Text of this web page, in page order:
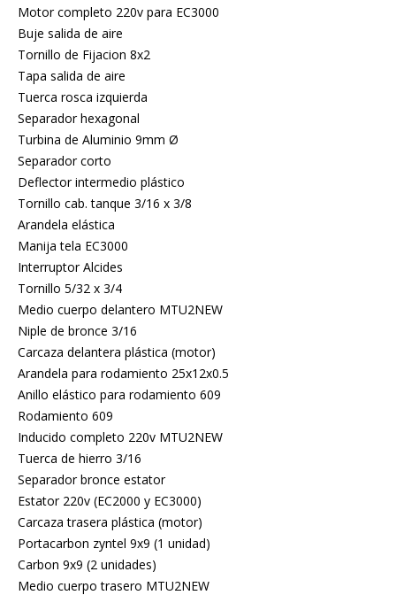
Motor completo 220v para EC3000
Buje salida de aire
Tornillo de Fijacion 8x2
Tapa salida de aire
Tuerca rosca izquierda
Separador hexagonal
Turbina de Aluminio 9mm Ø
Separador corto
Deflector intermedio plástico
Tornillo cab. tanque 3/16 x 3/8
Arandela elástica
Manija tela EC3000
Interruptor Alcides
Tornillo 5/32 x 3/4
Medio cuerpo delantero MTU2NEW
Niple de bronce 3/16
Carcaza delantera plástica (motor)
Arandela para rodamiento 25x12x0.5
Anillo elástico para rodamiento 609
Rodamiento 609
Inducido completo 220v MTU2NEW
Tuerca de hierro 3/16
Separador bronce estator
Estator 220v (EC2000 y EC3000)
Carcaza trasera plástica (motor)
Portacarbon zyntel 9x9 (1 unidad)
Carbon 9x9 (2 unidades)
Medio cuerpo trasero MTU2NEW